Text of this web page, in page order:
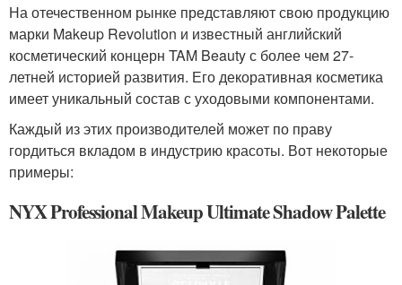
На отечественном рынке представляют свою продукцию
марки Makeup Revolution и известный английский
косметический концерн TAM Beauty с более чем 27-
летней историей развития. Его декоративная косметика
имеет уникальный состав с уходовыми компонентами.
Каждый из этих производителей может по праву
гордиться вкладом в индустрию красоты. Вот некоторые
примеры:
NYX Professional Makeup Ultimate Shadow Palette